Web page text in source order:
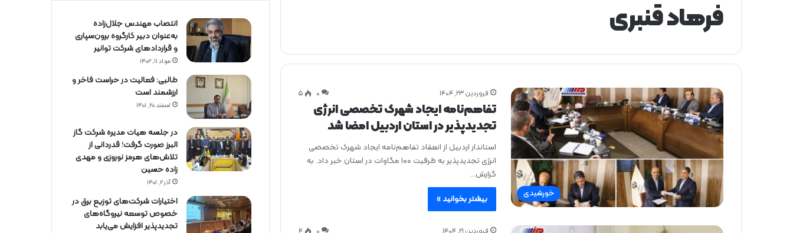
فرهاد قنبری
خورشیدی
فروردین ۲۳, ۱۴۰۴ 0 ۵
تفاهم‌نامه ایجاد شهرک تخصصی انرژی
تجدیدپذیر در استان اردبیل امضا شد
استاندار اردبیل از انعقاد تفاهم‌نامه ایجاد شهرک تخصصی
انرژی تجدیدپذیر به ظرفیت ۱۰۰ مگاوات در استان خبر داد. به
گزارش…
بیشتر بخوانید »
انتصاب مهندس جلال‌زاده
به‌عنوان دبیر كارگروه برون‌سپاری
و قراردادهای شركت توانیر
مرداد ۱۱, ۱۴۰۲
طالبی: فعالیت در حراست فاخر و
ارزشمند است
اسفند ۲۰, ۱۴۰۱
در جلسه هیات مدیره شرکت گاز
البرز صورت گرفت؛ قدردانی از
تلاش‌های هرمز نوروزی و مهدی
زاده حسین
آذر ۲, ۱۴۰۱
اختیارات شرکت‌های توزیع برق در
خصوص توسعه نیروگاه‌های
تجدیدپذیر افزایش می‌یابد